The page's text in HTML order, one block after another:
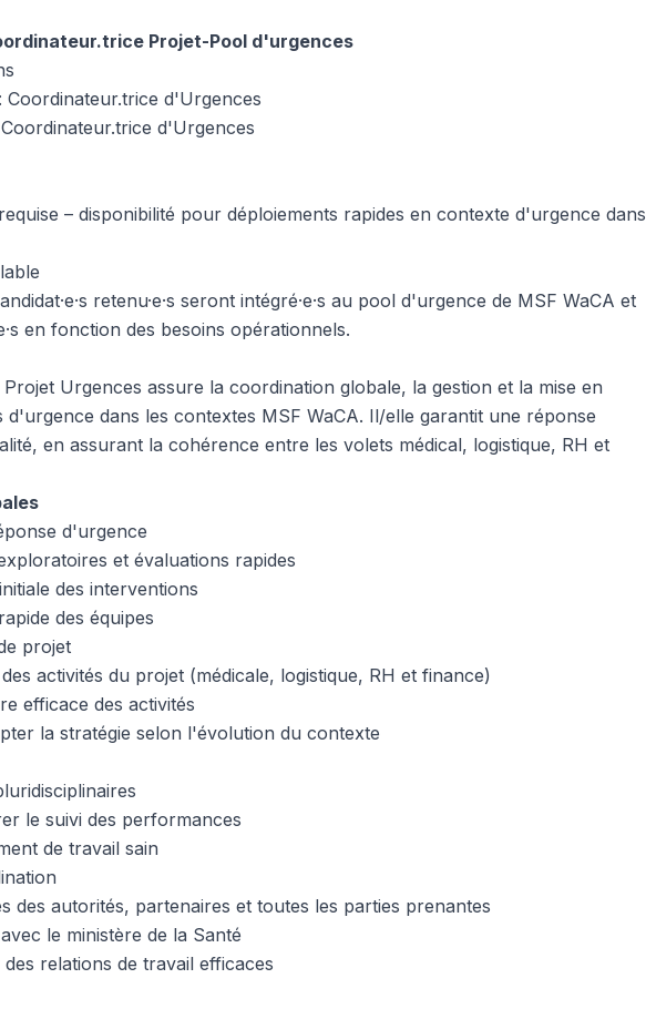
Projet-Pool d'urgences
d'Urgences
d'Urgences
– disponibilité pour déploiements rapides en contexte d'urgence dans
retenu·e·s seront intégré·e·s au pool d'urgence de MSF WaCA et
en fonction des besoins opérationnels.
Urgences assure la coordination globale, la gestion et la mise en
dans les contextes MSF WaCA. Il/elle garantit une réponse
en assurant la cohérence entre les volets médical, logistique, RH et
d'urgence
et évaluations rapides
des interventions
des équipes
projet
activités du projet (médicale, logistique, RH et finance)
efficace des activités
la stratégie selon l'évolution du contexte
le suivi des performances
de travail sain
des autorités, partenaires et toutes les parties prenantes
le ministère de la Santé
relations de travail efficaces